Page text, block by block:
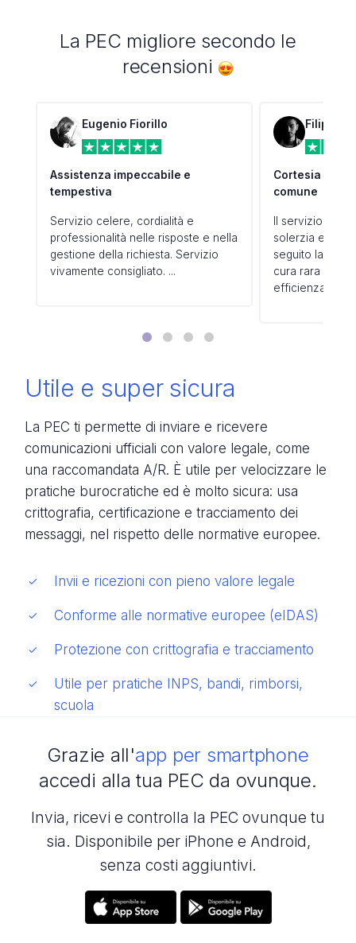
La PEC migliore secondo le
recensioni
Eugenio Fiorillo
Assistenza impeccabile e
tempestiva
Servizio celere, cordialità e
professionalità nelle risposte e nella
gestione della richiesta. Servizio
vivamente consigliato. ...
Filippo
Cortesia e
comune
Il servizio
solerzia e
seguito la mia
cura rara e
efficienza. ...
Utile e super sicura
La PEC ti permette di inviare e ricevere
comunicazioni ufficiali con valore legale, come
una raccomandata A/R. È utile per velocizzare le
pratiche burocratiche ed è molto sicura: usa
crittografia, certificazione e tracciamento dei
messaggi, nel rispetto delle normative europee.
Invii e ricezioni con pieno valore legale
Conforme alle normative europee (eIDAS)
Protezione con crittografia e tracciamento
Utile per pratiche INPS, bandi, rimborsi,
scuola
Grazie all'app per smartphone
accedi alla tua PEC da ovunque.
Invia, ricevi e controlla la PEC ovunque tu
sia. Disponibile per iPhone e Android,
senza costi aggiuntivi.